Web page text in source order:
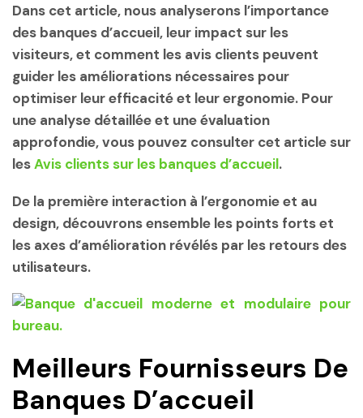
Dans cet article, nous analyserons l’importance
des banques d’accueil, leur impact sur les
visiteurs, et comment les avis clients peuvent
guider les améliorations nécessaires pour
optimiser leur efficacité et leur ergonomie. Pour
une analyse détaillée et une évaluation
approfondie, vous pouvez consulter cet article sur
lesAvis clients sur les banques d’accueil.
De la première interaction à l’ergonomie et au
design, découvrons ensemble les points forts et
les axes d’amélioration révélés par les retours des
utilisateurs.
Meilleurs Fournisseurs De
Banques D’accueil